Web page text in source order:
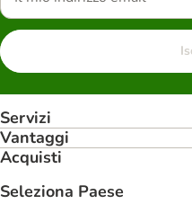
Servizi
Vantaggi
Acquisti
Seleziona Paese